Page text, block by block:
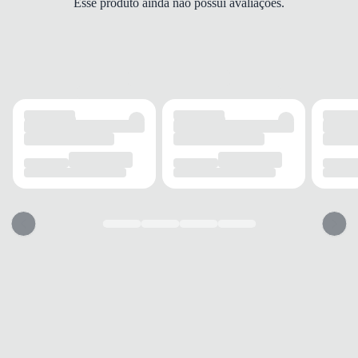
SOLADO
MATERIAL
ADERÊNCIA
Alta
Esse produto ainda não possui avaliações.